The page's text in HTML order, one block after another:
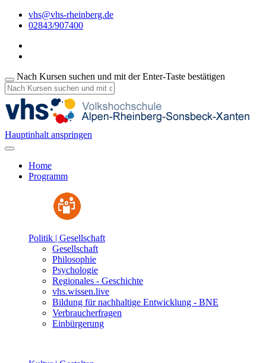
vhs@vhs-rheinberg.de
02843/907400
Nach Kursen suchen und mit der Enter-Taste bestätigen
Hauptinhalt anspringen
Home
Programm
Politik | Gesellschaft
Gesellschaft
Philosophie
Psychologie
Regionales - Geschichte
vhs.wissen.live
Bildung für nachhaltige Entwicklung - BNE
Verbraucherfragen
Einbürgerung